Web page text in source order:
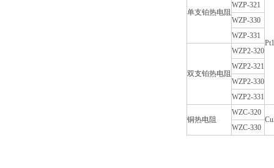
单支铂热电阻
WZP-321
WZP-330
WZP-331
双支铂热电阻
WZP2-320
WZP2-321
WZP2-330
WZP2-331
铜热电阻
WZC-320
WZC-330